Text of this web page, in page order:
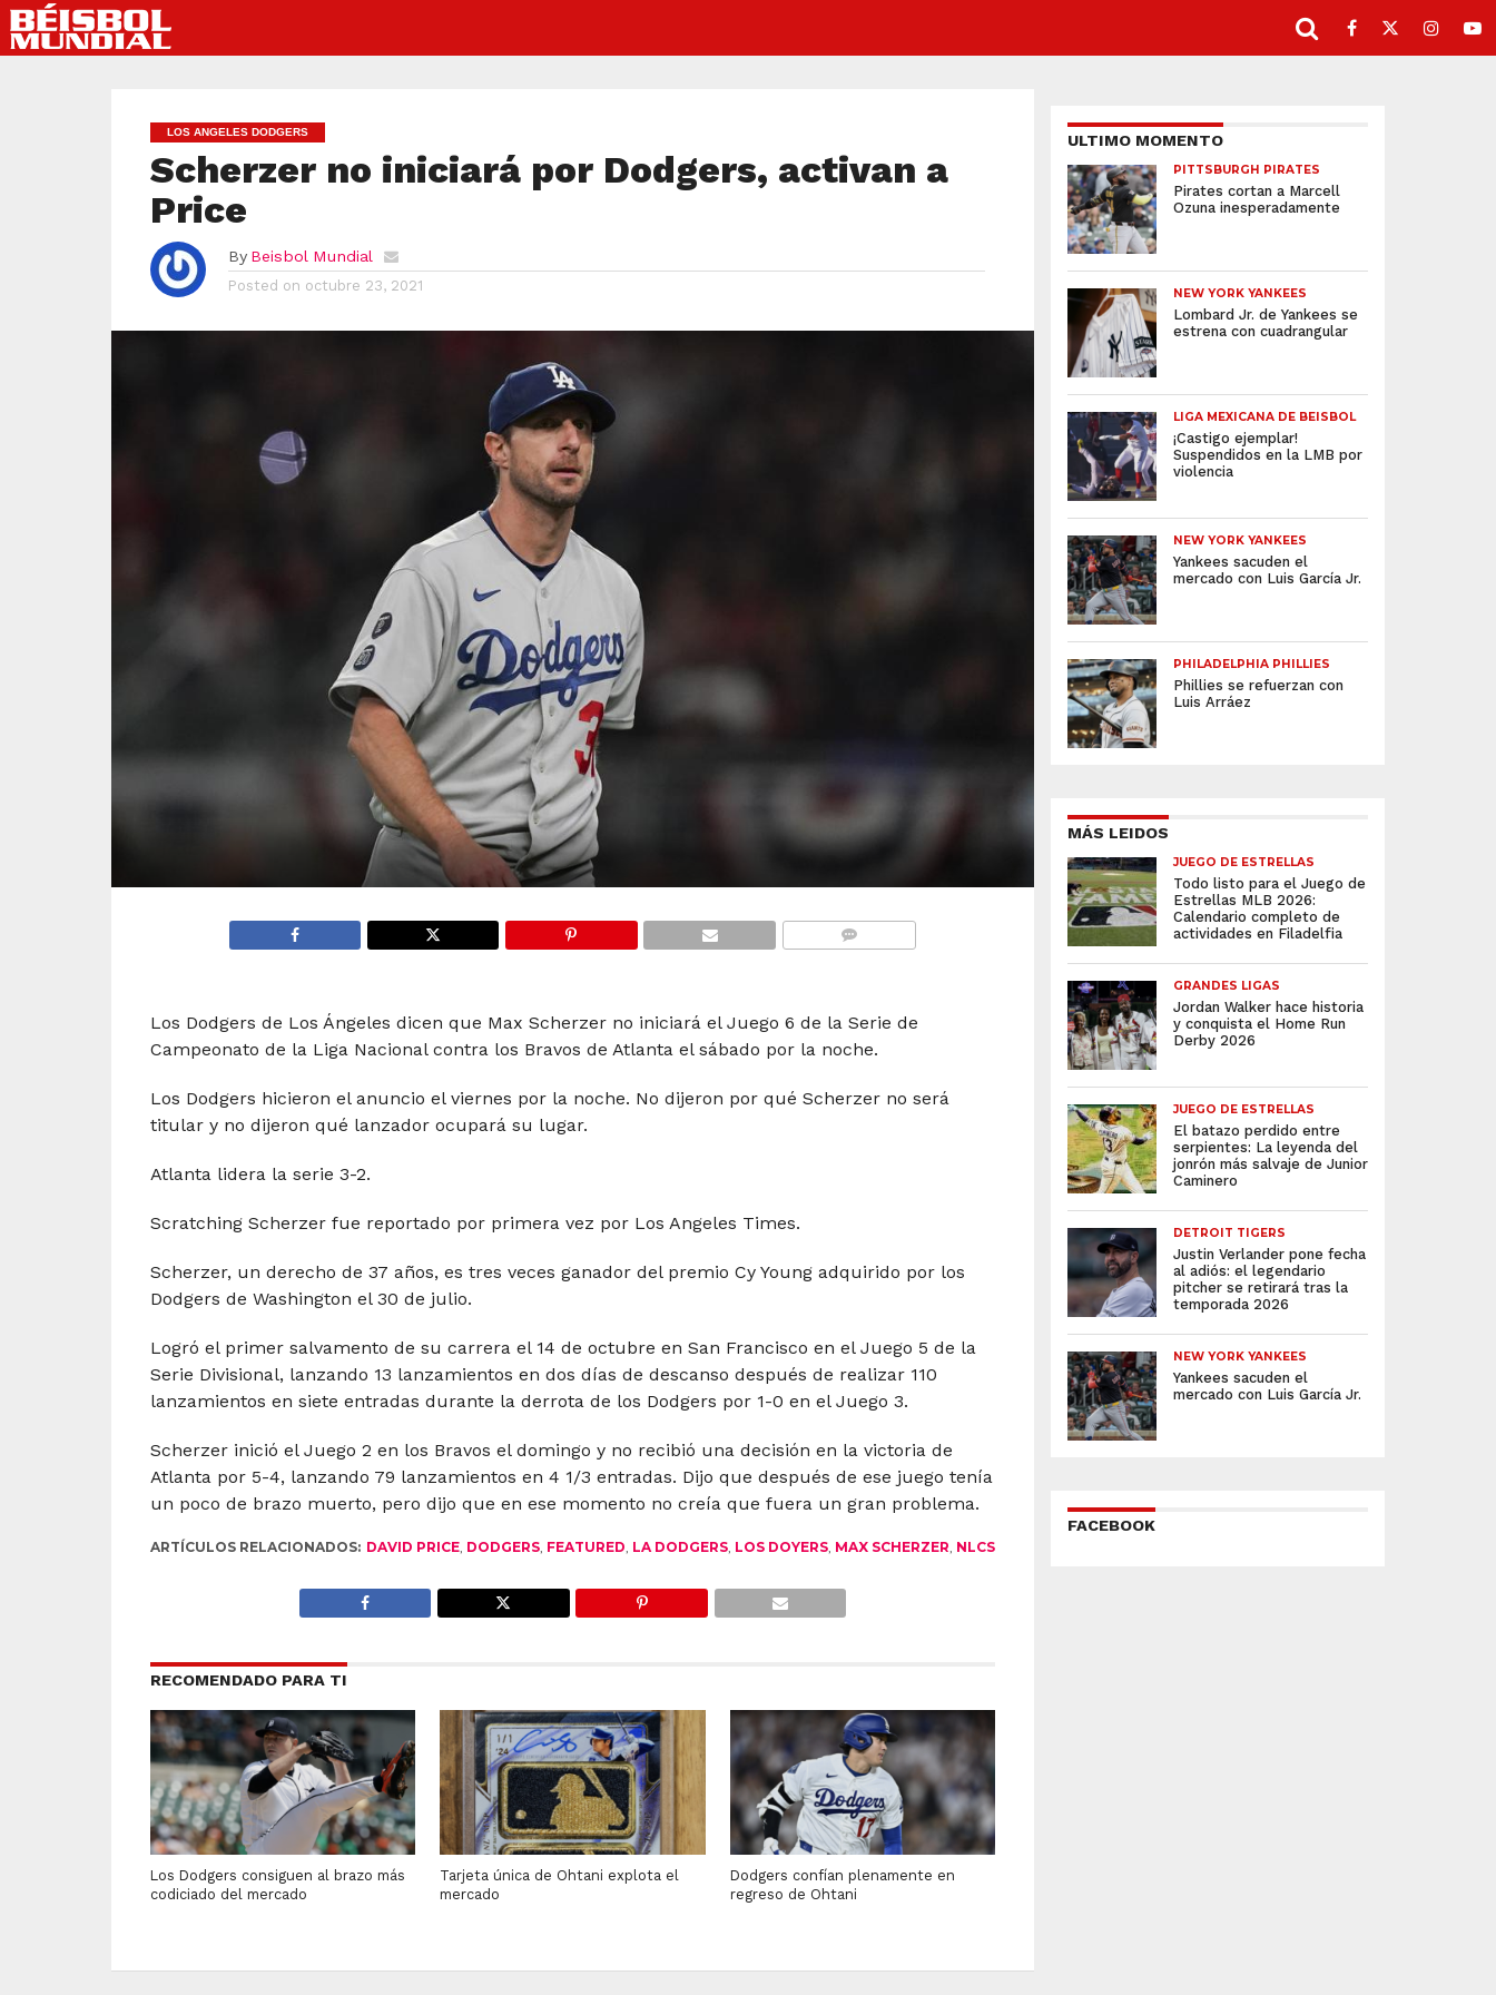
LOS ANGELES DODGERS
Scherzer no iniciará por Dodgers, activan a
Price
By Beisbol Mundial
Posted on octubre 23, 2021
Los Dodgers de Los Ángeles dicen que Max Scherzer no iniciará el Juego 6 de la Serie de
Campeonato de la Liga Nacional contra los Bravos de Atlanta el sábado por la noche.
Los Dodgers hicieron el anuncio el viernes por la noche. No dijeron por qué Scherzer no será
titular y no dijeron qué lanzador ocupará su lugar.
Atlanta lidera la serie 3-2.
Scratching Scherzer fue reportado por primera vez por Los Angeles Times.
Scherzer, un derecho de 37 años, es tres veces ganador del premio Cy Young adquirido por los
Dodgers de Washington el 30 de julio.
Logró el primer salvamento de su carrera el 14 de octubre en San Francisco en el Juego 5 de la
Serie Divisional, lanzando 13 lanzamientos en dos días de descanso después de realizar 110
lanzamientos en siete entradas durante la derrota de los Dodgers por 1-0 en el Juego 3.
Scherzer inició el Juego 2 en los Bravos el domingo y no recibió una decisión en la victoria de
Atlanta por 5-4, lanzando 79 lanzamientos en 4 1/3 entradas. Dijo que después de ese juego tenía
un poco de brazo muerto, pero dijo que en ese momento no creía que fuera un gran problema.
ARTÍCULOS RELACIONADOS: DAVID PRICE, DODGERS, FEATURED, LA DODGERS, LOS DOYERS, MAX SCHERZER, NLCS
RECOMENDADO PARA TI
Los Dodgers consiguen al brazo más
codiciado del mercado
Tarjeta única de Ohtani explota el
mercado
Dodgers confían plenamente en
regreso de Ohtani
ULTIMO MOMENTO
PITTSBURGH PIRATES
Pirates cortan a Marcell
Ozuna inesperadamente
NEW YORK YANKEES
Lombard Jr. de Yankees se
estrena con cuadrangular
LIGA MEXICANA DE BEISBOL
¡Castigo ejemplar!
Suspendidos en la LMB por
violencia
NEW YORK YANKEES
Yankees sacuden el
mercado con Luis García Jr.
PHILADELPHIA PHILLIES
Phillies se refuerzan con
Luis Arráez
MÁS LEIDOS
JUEGO DE ESTRELLAS
Todo listo para el Juego de
Estrellas MLB 2026:
Calendario completo de
actividades en Filadelfia
GRANDES LIGAS
Jordan Walker hace historia
y conquista el Home Run
Derby 2026
JUEGO DE ESTRELLAS
El batazo perdido entre
serpientes: La leyenda del
jonrón más salvaje de Junior
Caminero
DETROIT TIGERS
Justin Verlander pone fecha
al adiós: el legendario
pitcher se retirará tras la
temporada 2026
NEW YORK YANKEES
Yankees sacuden el
mercado con Luis García Jr.
FACEBOOK